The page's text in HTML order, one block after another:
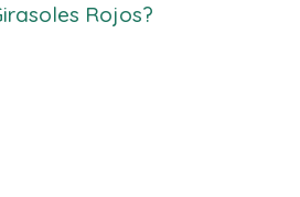
Rojos?